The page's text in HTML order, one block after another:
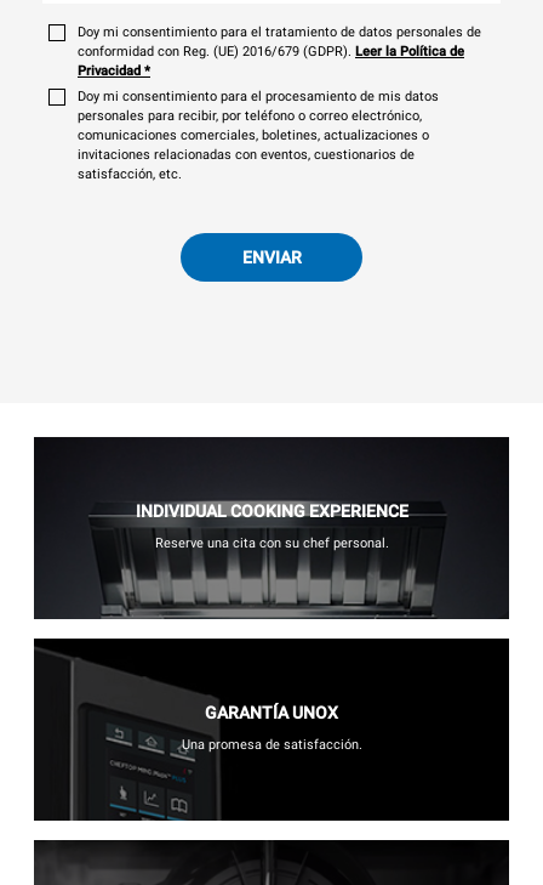
Doy mi consentimiento para el tratamiento de datos personales de
conformidad con Reg. (UE) 2016/679 (GDPR). Leer la Política de
Privacidad *
Doy mi consentimiento para el procesamiento de mis datos
personales para recibir, por teléfono o correo electrónico,
comunicaciones comerciales, boletines, actualizaciones o
invitaciones relacionadas con eventos, cuestionarios de
satisfacción, etc.
ENVIAR
INDIVIDUAL COOKING EXPERIENCE
Reserve una cita con su chef personal.
GARANTÍA UNOX
Una promesa de satisfacción.